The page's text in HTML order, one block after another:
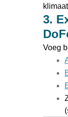
3.
Voeg